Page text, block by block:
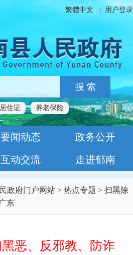
繁體中文 用户登录
搜 索
居住证 养老保险
要闻动态 政务公开
互动交流 走进郁南
政府门户网站 > 热点专题 > 扫黑除
东
恶、反邪教、防诈